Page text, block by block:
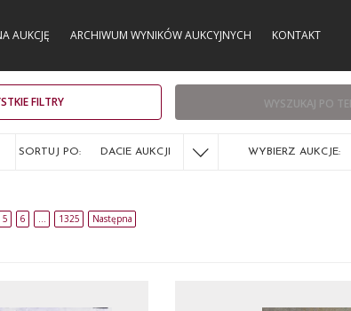
AUKCJĘ ARCHIWUM WYNIKÓW AUKCYJNYCH KONTAKT
FILTRY
SORTUJ PO: DACIE AUKCJI WYBIERZ AUKCJE:
5 6 … 1325 Następna